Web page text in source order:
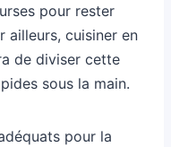
pour rester
ailleurs, cuisiner en
de diviser cette
sous la main.
pour la